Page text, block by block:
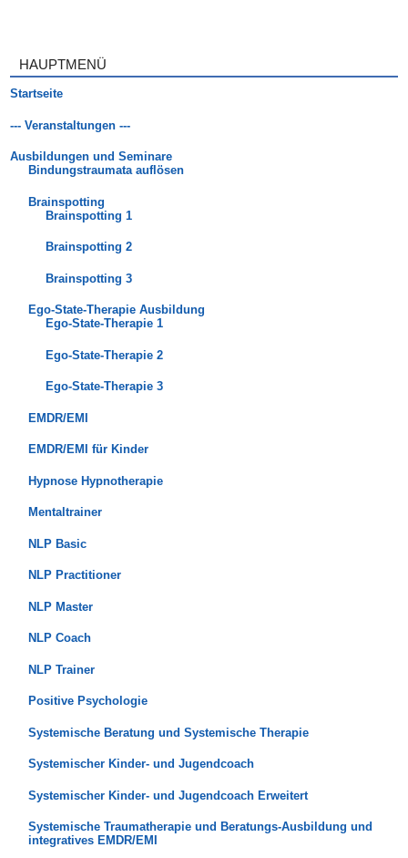
HAUPTMENÜ
Startseite
--- Veranstaltungen ---
Ausbildungen und Seminare
Bindungstraumata auflösen
Brainspotting
Brainspotting 1
Brainspotting 2
Brainspotting 3
Ego-State-Therapie Ausbildung
Ego-State-Therapie 1
Ego-State-Therapie 2
Ego-State-Therapie 3
EMDR/EMI
EMDR/EMI für Kinder
Hypnose Hypnotherapie
Mentaltrainer
NLP Basic
NLP Practitioner
NLP Master
NLP Coach
NLP Trainer
Positive Psychologie
Systemische Beratung und Systemische Therapie
Systemischer Kinder- und Jugendcoach
Systemischer Kinder- und Jugendcoach Erweitert
Systemische Traumatherapie und Beratungs-Ausbildung und
integratives EMDR/EMI